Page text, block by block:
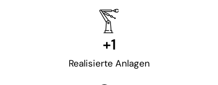
Realisierte Anlagen
+1